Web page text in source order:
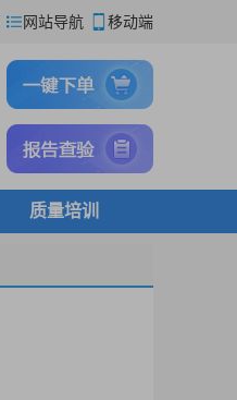
网站导航 移动端
质量培训